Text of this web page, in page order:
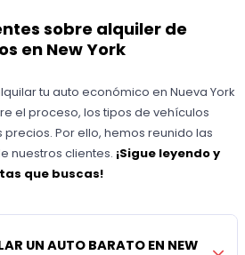
sobre alquiler de
en New York
tu auto económico en Nueva York
el proceso, los tipos de vehículos
Por ello, hemos reunido las
nuestros clientes. ¡Sigue leyendo y
que buscas!
UN AUTO BARATO EN NEW